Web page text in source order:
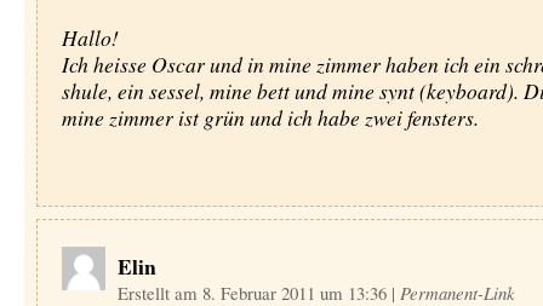
Hallo!
Ich heisse Oscar und in mine zimmer haben ich ein
shule, ein sessel, mine bett und mine synt (keyboard).
mine zimmer ist grün und ich habe zwei fensters.
Elin
Erstellt am 8. Februar 2011 um 13:36 | Permanent-Link